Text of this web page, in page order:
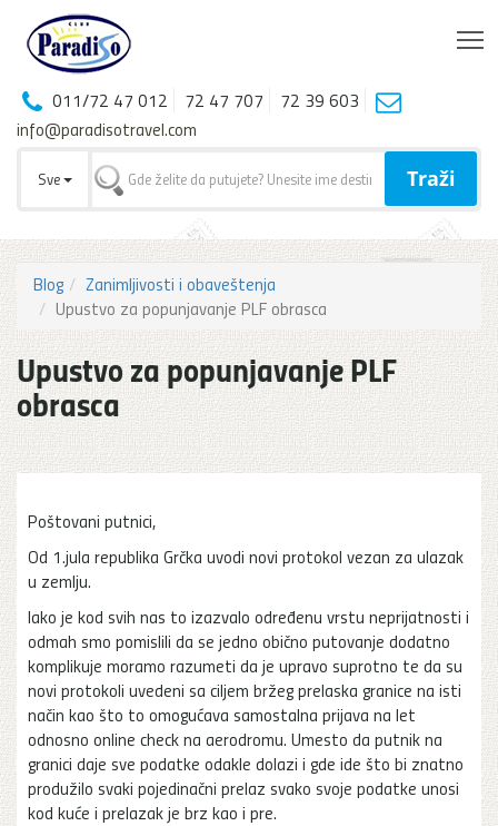
011/72 47 012 72 47 707
72 39 603
info@paradisotravel.com
Sve Traži
Blog
Zanimljivosti i obaveštenja
Upustvo za popunjavanje PLF obrasca
Upustvo za popunjavanje PLF
obrasca
Poštovani putnici,
Od 1.jula republika Grčka uvodi novi protokol vezan za ulazak
u zemlju.
Iako je kod svih nas to izazvalo određenu vrstu neprijatnosti i
odmah smo pomislili da se jedno obično putovanje dodatno
komplikuje moramo razumeti da je upravo suprotno te da su
novi protokoli uvedeni sa ciljem bržeg prelaska granice na isti
način kao što to omogućava samostalna prijava na let
odnosno online check na aerodromu. Umesto da putnik na
granici daje sve podatke odakle dolazi i gde ide što bi znatno
produžilo svaki pojedinačni prelaz svako svoje podatke unosi
kod kuće i prelazak je brz kao i pre.